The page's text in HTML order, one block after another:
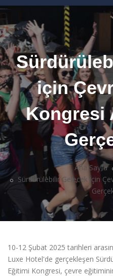
için
Kongresi
Ana Sayfa
Sürdürülebilir Gelecek için
10-12 Şubat 2025 tarihleri
Luxe Hotel'de gerçekleşen
Eğitimi Kongresi, çevre eğitiminin